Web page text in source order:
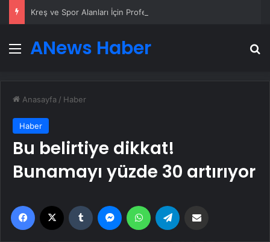
Kreş ve Spor Alanları İçin Profesyonel Zemin Çözümleri
MenüANews Haber
Anasayfa / Haber
Haber
Bu belirtiye dikkat!
Bunamayı yüzde 30 artırıyor
Facebook Tumblr MessengerWhatsApp